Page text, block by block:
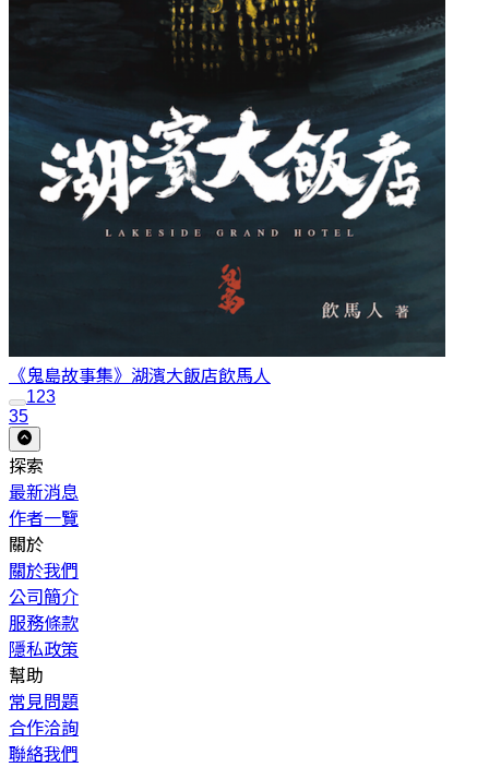
《鬼島故事集》湖濱大飯店飲馬人
123
35
探索
最新消息
作者一覽
關於
關於我們
公司簡介
服務條款
隱私政策
幫助
常見問題
合作洽詢
聯絡我們